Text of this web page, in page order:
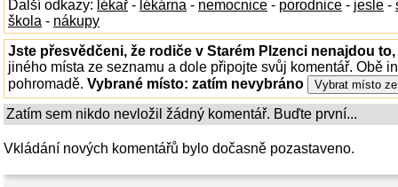
Další odkazy: lékař - lékárna - nemocnice - porodnice - jesle -
škola - nákupy
Jste přesvědčeni, že rodiče v Starém Plzenci nenajdou
jiného místa ze seznamu a dole připojte svůj komentář. Obě
pohromadě. Vybrané místo: zatím nevybráno
Zatím sem nikdo nevložil žádný komentář. Buďte první...
Vkládání nových komentářů bylo dočasně pozastaveno.